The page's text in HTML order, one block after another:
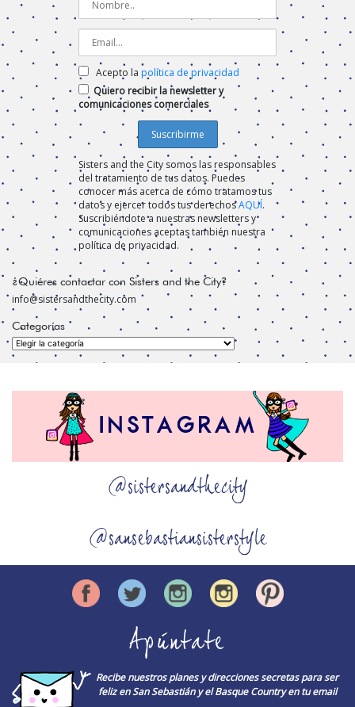
Acepto la política de privacidad
Quiero recibir la newsletter y
comunicaciones comerciales
Sisters and the City somos las responsables
del tratamiento de tus datos. Puedes
conocer más acerca de cómo tratamos tus
datos y ejercer todos tus derechosAQUÍ.
Suscribiéndote a nuestras newsletters y
comunicaciones aceptas también nuestra
política de privacidad.
¿Quiéres contactar con Sisters and the City?
info@sistersandthecity.com
Categorías
Categorías
@sistersandthecity
@sansebastiansisterstyle
Apúntate
Recibe nuestros planes y direcciones secretas para ser
feliz en San Sebastián y el Basque Country en tu email